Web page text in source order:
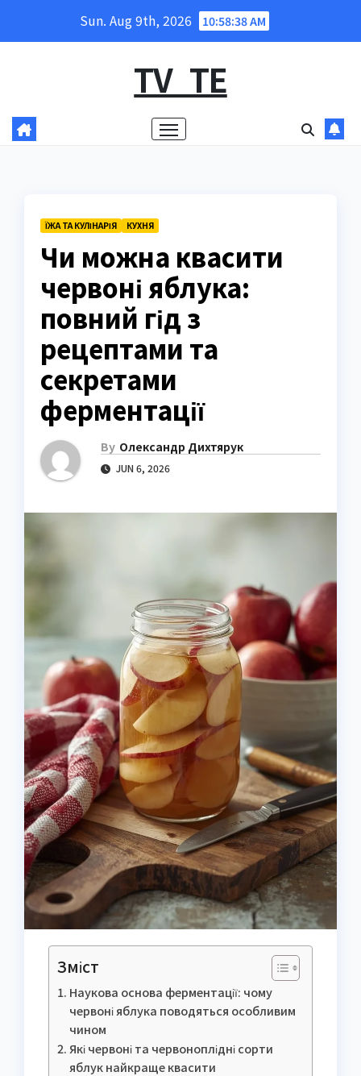
Sun. Aug 9th, 2026 10:58:39 AM
TV_TE
ЇЖА ТА КУЛІНАРІЯ КУХНЯ
Чи можна квасити
червоні яблука:
повний гід з
рецептами та
секретами
ферментації
By Олександр Дихтярук
JUN 6, 2026
Зміст
Наукова основа ферментації: чому
червоні яблука поводяться особливим
чином
Які червоні та червоноплідні сорти
яблук найкраще квасити